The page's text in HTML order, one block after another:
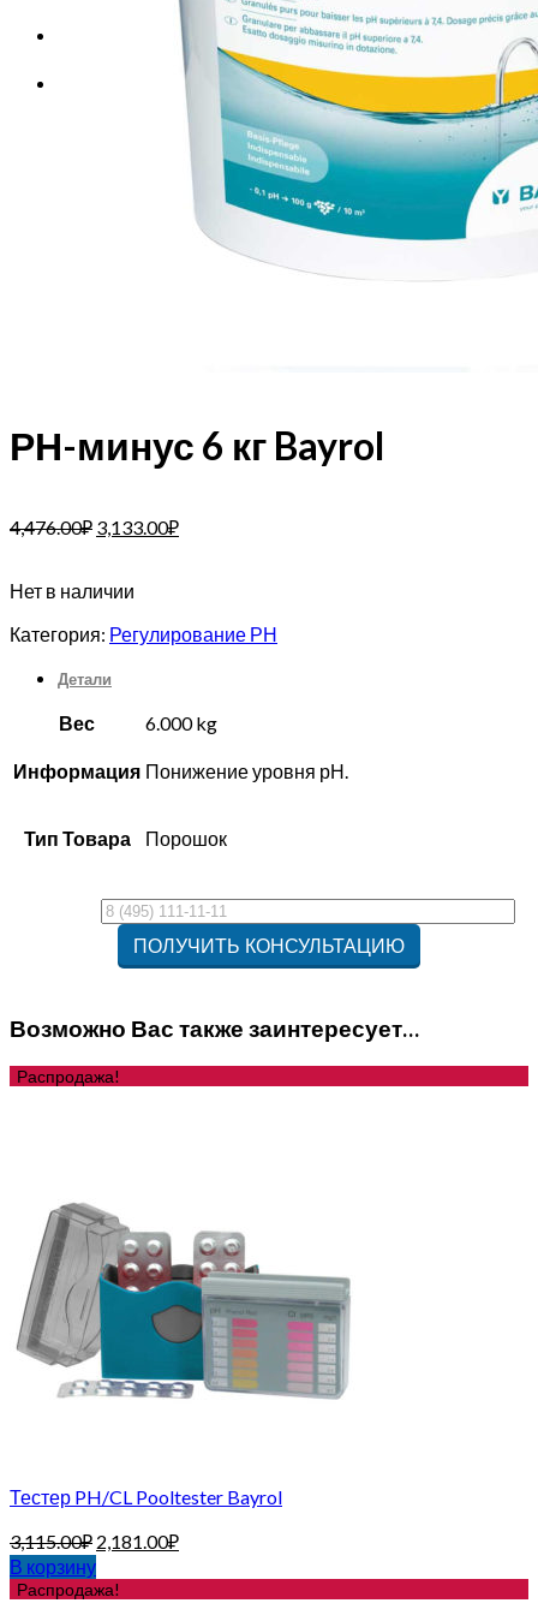
РН-минус 6 кг Bayrol
4,476.00₽ 3,133.00₽
Нет в наличии
Категория: Регулирование РН
Детали
Вес 6.000 kg
Информация Понижение уровня рН.
Тип Товара Порошок
Возможно Вас также заинтересует…
Распродажа!
Тестер PH/CL Pooltester Bayrol
3,115.00₽ 2,181.00₽
В корзину
Распродажа!